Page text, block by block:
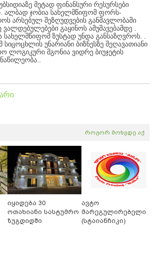
მეტად ფინანსური რესურსები
ალბად ჯობია სახელმწიფომ ფორს-
არსებულ შეზღუდვების განმავლობაში
ვალდებულებები გაყინოს ამუშავებამდე .
ზუსტად უნდა განსაზღვროს. .
სიცოცხლის უნარიანი ბიზნესზე შეღავათიანი
ლოგიკური მგონია ვიდრე ბიუჯეტის
როგორ მოხვდე აქ
იყიდება 30
ოთახიანი სასტუმრო
ზუგდიდში
ავტო
მარეგულირებელი
(სტაიანჩიკი)